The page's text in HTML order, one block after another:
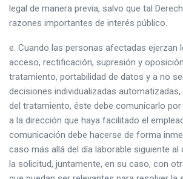
legal de manera previa, salvo que tal
razones importantes de interés público.
e. Cuando las personas afectadas ejerzan
acceso, rectificación, supresión y
tratamiento, portabilidad de datos y a no
decisiones individualizadas
del tratamiento, éste debe comunicarlo
a la dirección que haya facilitado el
comunicación debe hacerse de forma
caso más allá del día laborable siguiente al
la solicitud, juntamente, en su caso, con